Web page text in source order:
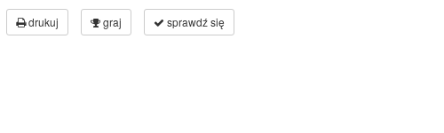
drukuj graj sprawdź się